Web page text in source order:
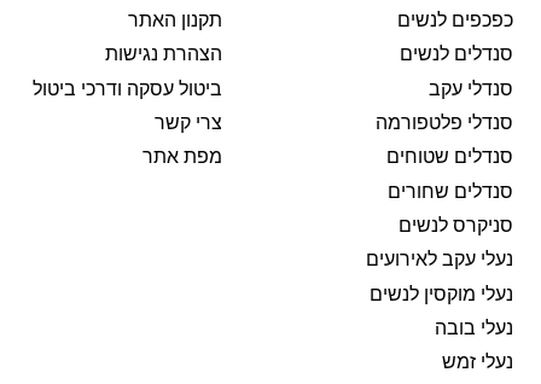
כפכפים לנשים
סנדלים לנשים
סנדלי עקב
סנדלי פלטפורמה
סנדלים שטוחים
סנדלים שחורים
סניקרס לנשים
נעלי עקב לאירועים
נעלי מוקסין לנשים
נעלי בובה
נעלי זמש
תקנון האתר
הצהרת נגישות
ביטול עסקה ודרכי ביטול
צרי קשר
מפת אתר